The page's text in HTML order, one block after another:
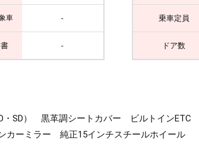
車 -
-
乗車定員
ドア数
・SD） 黒革調シートカバー ビルトイン
ーミラー 純正15インチスチールホイール